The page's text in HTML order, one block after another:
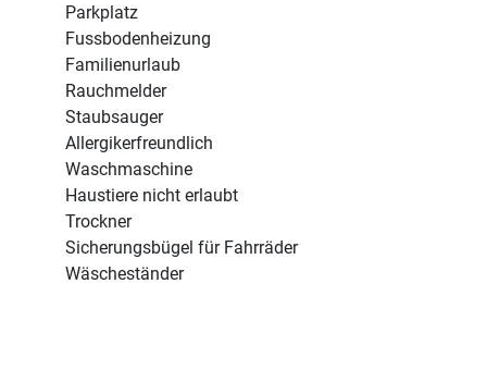
Parkplatz
Fussbodenheizung
Familienurlaub
Rauchmelder
Staubsauger
Allergikerfreundlich
Waschmaschine
Haustiere nicht erlaubt
Trockner
Sicherungsbügel für Fahrräder
Wäscheständer